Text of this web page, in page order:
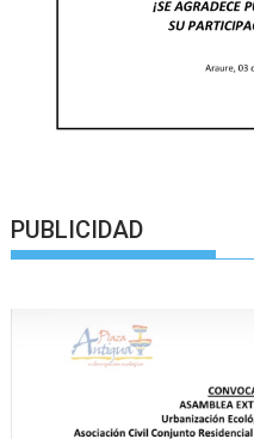
PUBLICIDAD